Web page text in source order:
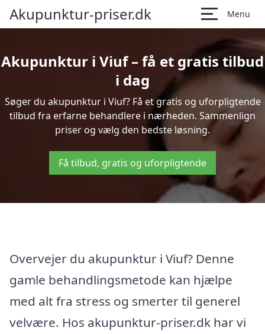
Akupunktur-priser.dk Menu
Akupunktur i Viuf – få et gratis tilbud
i dag
Søger du akupunktur i Viuf? Få et gratis og uforpligtende
tilbud fra erfarne behandlere i nærheden. Sammenlign
priser og vælg den bedste løsning.
Få tilbud, gratis og uforpligtende
Overvejer du akupunktur i Viuf? Denne
gamle behandlingsmetode kan hjælpe
med alt fra stress og smerter til generel
velvære. Hos akupunktur-priser.dk har vi